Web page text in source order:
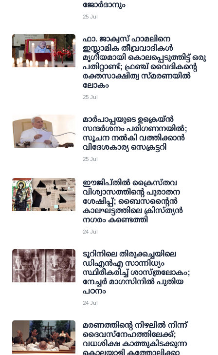
ജോർദാനും
25 Jul
ഫാ. ജാക്വസ് ഹാമലിനെ
ഇസ്ലാമിക തീവ്രവാദികള്‍
മൃഗീയമായി കൊലപ്പെടുത്തിട്ട് ഒരു
പതിറ്റാണ്ട്; ഫ്രഞ്ച് വൈദികന്റെ
രക്തസാക്ഷിത്വ സ്മരണയിൽ
ലോകം
25 Jul
മാർപാപ്പയുടെ ഉക്രെയ്ൻ
സന്ദർശനം പരിഗണനയിൽ;
സൂചന നൽകി വത്തിക്കാൻ
വിദേശകാര്യ സെക്രട്ടറി
25 Jul
ഈജിപ്തിൽ ക്രൈസ്തവ
വിശ്വാസത്തിന്റെ പുരാതന
ശേഷിപ്പ്; ബൈസന്റൈൻ
കാലഘട്ടത്തിലെ ക്രിസ്ത്യൻ
നഗരം കണ്ടെത്തി
24 Jul
ടൂറിനിലെ തിരുക്കച്ചയിലെ
ഡിഎൻഎ സാന്നിധ്യം
സ്ഥിരീകരിച്ച് ശാസ്ത്രലോകം;
നേച്ചർ മാഗസിനിൽ പുതിയ
പഠനം
24 Jul
മരണത്തിന്റെ നിഴലിൽ നിന്ന്
ദൈവസ്നേഹത്തിലേക്ക്;
വധശിക്ഷ കാത്തുകിടക്കുന്ന
കൊലയാളി കത്തോലിക്കാ